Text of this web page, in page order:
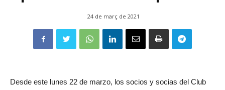
24 de març de 2021
Desde este lunes 22 de marzo, los socios y socias del Club